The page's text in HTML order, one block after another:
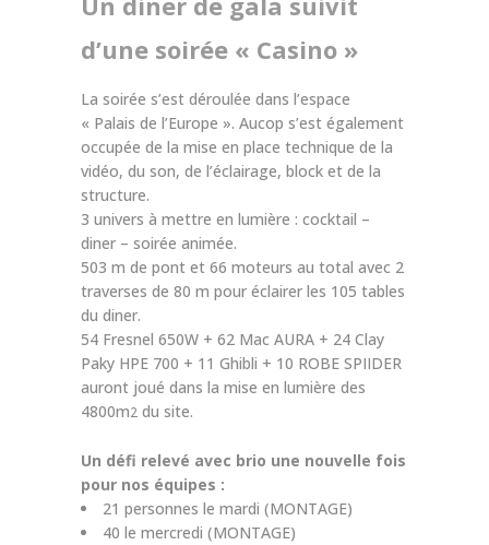
d’une soirée « Casino »
La soirée s’est déroulée dans l’espace
« Palais de l’Europe ». Aucop s’est également
occupée de la mise en place technique de la
vidéo, du son, de l’éclairage, block et de la
structure.
3 univers à mettre en lumière : cocktail –
diner – soirée animée.
503 m de pont et 66 moteurs au total avec 2
traverses de 80 m pour éclairer les 105 tables
du diner.
54 Fresnel 650W + 62 Mac AURA + 24 Clay
Paky HPE 700 + 11 Ghibli + 10 ROBE SPIIDER
auront joué dans la mise en lumière des
4800m2 du site.
Un défi relevé avec brio une nouvelle fois
pour nos équipes :
21 personnes le mardi (MONTAGE)
40 le mercredi (MONTAGE)